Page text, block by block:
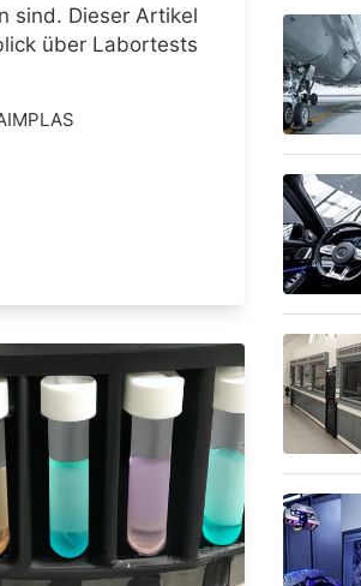
sind. Dieser Artikel
über Labortests